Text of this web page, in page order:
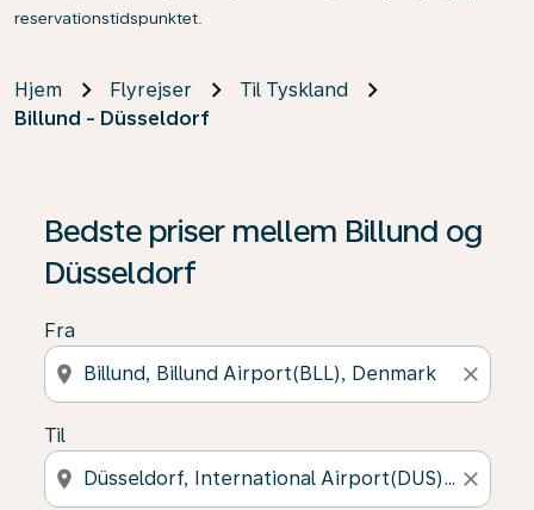
reservationstidspunktet.
Hjem Flyrejser
Til Tyskland
Billund - Düsseldorf
Bedste priser mellem Billund og
Düsseldorf
Fra
location_on close
Til
location_on close